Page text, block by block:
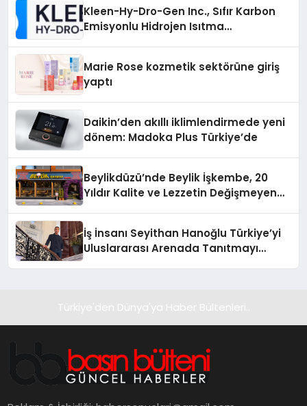
Kleen-Hy-Dro-Gen Inc., Sıfır Karbon
Emisyonlu Hidrojen Isıtma
Marie Rose kozmetik sektörüne giriş
yaptı
Daikin’den akıllı iklimlendirmede yeni
dönem: Madoka Plus Türkiye’de
Beylikdüzü’nde Beylik İşkembe, 20
Yıldır Kalite ve Lezzetin Değişmeyen
İş İnsanı Seyithan Hanoğlu Türkiye’yi
Uluslararası Arenada Tanıtmayı
Türkiye'den Dünya'ya Haber Bültenleri..